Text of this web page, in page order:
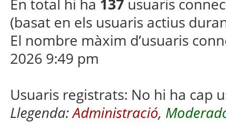
En total hi ha 137 usuaris
(basat en els usuaris actius
El nombre màxim d’usuaris
2026 9:49 pm
Usuaris registrats: No hi ha cap
Llegenda:Administració,